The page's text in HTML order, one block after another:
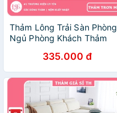
Thảm Lông Trải Sàn Phòng
Ngủ Phòng Khách Thảm
335.000 đ